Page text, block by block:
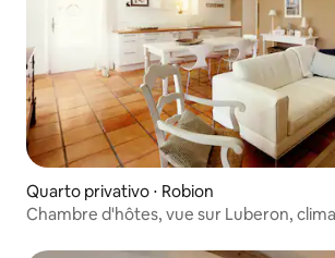
Quarto privativo ⋅ Robion
Chambre d'hôtes, vue sur Luberon,